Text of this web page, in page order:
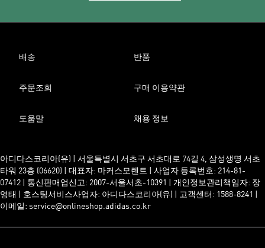
배송 반품
주문조회 구매 이용약관
도움말 채용 정보
아디다스코리아(유) | 서울특별시 서초구 서초대로 74길 4, 삼성생명 서초
타워 23층 (06620) | 대표자: 마커스모렌트 | 사업자 등록번호: 214-81-
07412 | 통신판매업신고: 2007-서울서초-10391 | 개인정보관리책임자: 장
영태 | 호스팅서비스사업자: 아디다스코리아(유) | 고객센터: 1588-8241 |
이메일: service@onlineshop.adidas.co.kr